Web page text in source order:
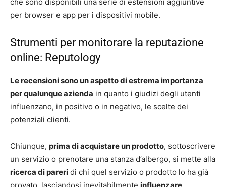
per browser e app per i dispositivi mobile.
Strumenti per monitorare la reputazione
online: Reputology
Le recensioni sono un aspetto di estrema importanza
per qualunque azienda in quanto i giudizi degli utenti
influenzano, in positivo o in negativo, le scelte dei
potenziali clienti.
Chiunque, prima di acquistare un prodotto, sottoscrivere
un servizio o prenotare una stanza d’albergo, si mette alla
ricerca di pareri di chi quel servizio o prodotto lo ha già